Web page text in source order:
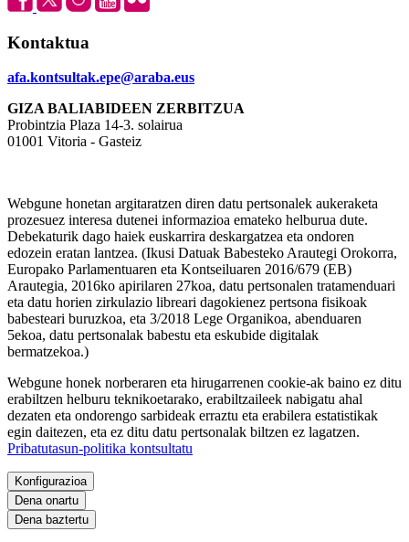
Kontaktua
afa.kontsultak.epe@araba.eus
GIZA BALIABIDEEN ZERBITZUA
Probintzia Plaza 14-3. solairua
01001 Vitoria - Gasteiz
Webgune honetan argitaratzen diren datu pertsonalek aukeraketa
prozesuez interesa dutenei informazioa emateko helburua dute.
Debekaturik dago haiek euskarrira deskargatzea eta ondoren
edozein eratan lantzea. (Ikusi Datuak Babesteko Arautegi Orokorra,
Europako Parlamentuaren eta Kontseiluaren 2016/679 (EB)
Arautegia, 2016ko apirilaren 27koa, datu pertsonalen tratamenduari
eta datu horien zirkulazio libreari dagokienez pertsona fisikoak
babesteari buruzkoa, eta 3/2018 Lege Organikoa, abenduaren
5ekoa, datu pertsonalak babestu eta eskubide digitalak
bermatzekoa.)
Webgune honek norberaren eta hirugarrenen cookie-ak baino ez ditu
erabiltzen helburu teknikoetarako, erabiltzaileek nabigatu ahal
dezaten eta ondorengo sarbideak erraztu eta erabilera estatistikak
egin daitezen, eta ez ditu datu pertsonalak biltzen ez lagatzen.
Pribatutasun-politika kontsultatu
Konfigurazioa
Dena onartu
Dena baztertu